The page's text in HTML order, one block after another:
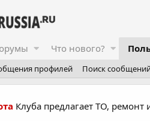
Что нового?
профилей Поиск
Клуба предлагает ТО, ремонт